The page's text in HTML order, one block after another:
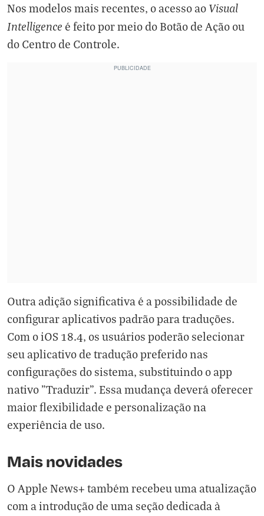
Nos modelos mais recentes, o acesso ao Visual
Intelligence é feito por meio do Botão de Ação ou
do Centro de Controle.
Outra adição significativa é a possibilidade de
configurar aplicativos padrão para traduções.
Com o iOS 18.4, os usuários poderão selecionar
seu aplicativo de tradução preferido nas
configurações do sistema, substituindo o app
nativo "Traduzir". Essa mudança deverá oferecer
maior flexibilidade e personalização na
experiência de uso.
Mais novidades
O Apple News+ também recebeu uma atualização
com a introdução de uma seção dedicada à